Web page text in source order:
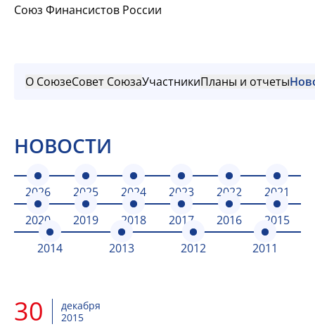
Союз Финансистов России
О СоюзеСовет СоюзаУчастникиПланы и отчеты
НОВОСТИ
2026 2025 2024 2023 2022
2021
2020
2019 2018 2017 2016
2015
2014
2013 2012 2011
30
декабря
2015